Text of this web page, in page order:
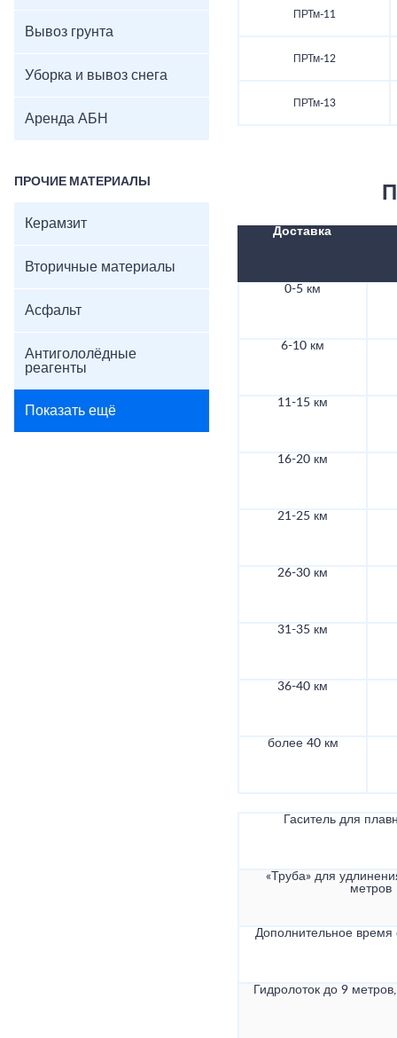
Вывоз грунта
Уборка и вывоз снега
Аренда АБН
ПРОЧИЕ МАТЕРИАЛЫ
Керамзит
Вторичные материалы
Асфальт
Антигололёдные
реагенты
Показать ещё
ПРТм-11
ПРТм-12
ПРТм-13
Доставка
0-5 км
6-10 км
11-15 км
16-20 км
21-25 км
26-30 км
31-35 км
36-40 км
более 40 км
Гаситель для
«Труба» для
метров
Дополнительное
Гидролоток до 9